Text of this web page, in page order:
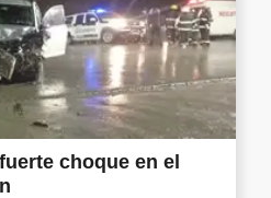
choque en el